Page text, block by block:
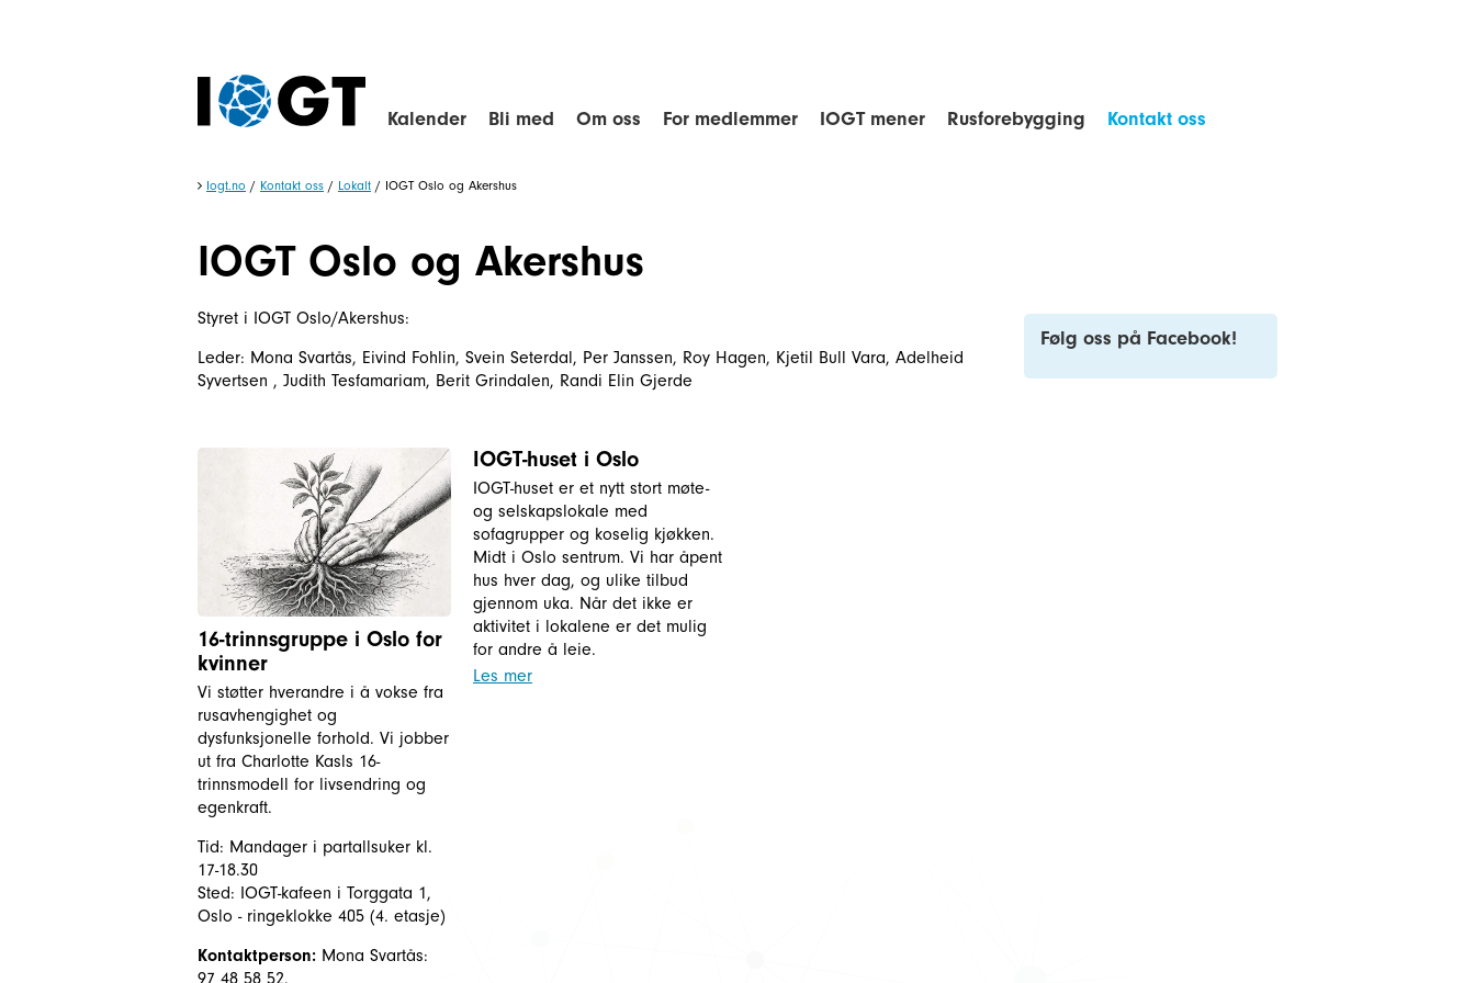
Kalender Bli med Om oss For medlemmer IOGT mener Rusforebygging Kontakt oss
Iogt.no / Kontakt oss / Lokalt / IOGT Oslo og Akershus
IOGT Oslo og Akershus
Styret i IOGT Oslo/Akershus:
Leder: Mona Svartås, Eivind Fohlin, Svein Seterdal, Per Janssen, Roy Hagen, Kjetil Bull Vara, Adelheid
Syvertsen , Judith Tesfamariam, Berit Grindalen, Randi Elin Gjerde
16-trinnsgruppe i Oslo for
kvinner
Vi støtter hverandre i å vokse fra
rusavhengighet og
dysfunksjonelle forhold. Vi jobber
ut fra Charlotte Kasls 16-
trinnsmodell for livsendring og
egenkraft.
Tid: Mandager i partallsuker kl.
17-18.30
Sted: IOGT-kafeen i Torggata 1,
Oslo - ringeklokke 405 (4. etasje)
Kontaktperson: Mona Svartås:
97 48 58 52.
IOGT-huset i Oslo
IOGT-huset er et nytt stort møte-
og selskapslokale med
sofagrupper og koselig kjøkken.
Midt i Oslo sentrum. Vi har åpent
hus hver dag, og ulike tilbud
gjennom uka. Når det ikke er
aktivitet i lokalene er det mulig
for andre å leie.
Les mer
Følg oss på Facebook!